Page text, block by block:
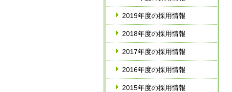
2019年度の採用情報
2018年度の採用情報
2017年度の採用情報
2016年度の採用情報
2015年度の採用情報